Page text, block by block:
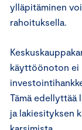
ylläpitäminen
rahoituksella.
käyttöönoton ei
Tämä
ja lakiesityksen